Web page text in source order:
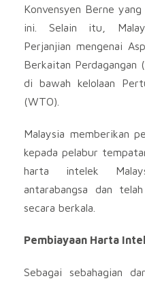
Konvensyen Berne
ini. Selain itu,
Perjanjian mengenai
Berkaitan Perdagangan
di bawah kelolaan
(WTO).
Malaysia memberikan
kepada pelabur
harta intelek
antarabangsa dan
secara berkala.
Pembiayaan Harta
Sebagai sebahagian